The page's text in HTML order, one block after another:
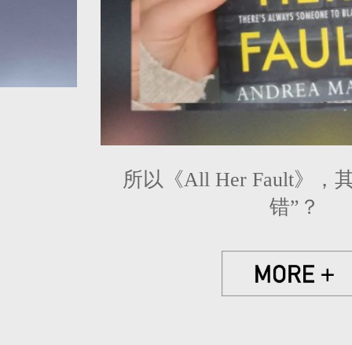
所以《All Her Fault》，
错”？